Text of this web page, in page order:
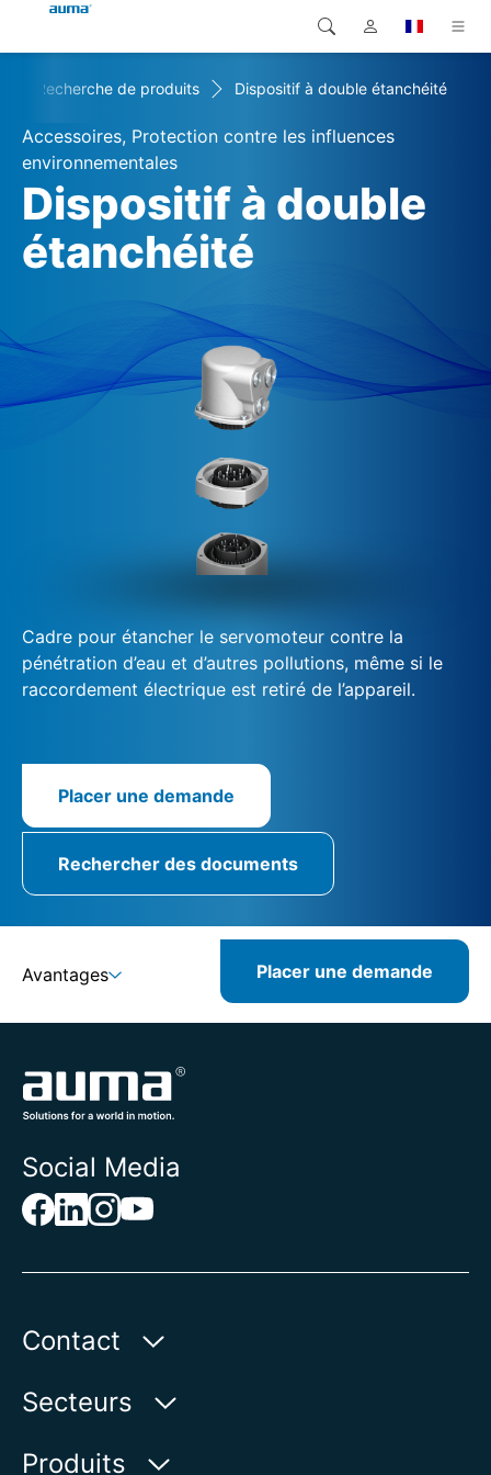
Produits
Solutions
Téléchargements
SAV support
Contact
Global
Europe
Asie et Océanie
Amérique du Nord
Recherche
Recherche de produits Dispositif à double étanchéité
Accessoires, Protection contre les influences
environnementales
Dispositif à double
étanchéité
Cadre pour étancher le servomoteur contre la
pénétration d’eau et d’autres pollutions, même si le
raccordement électrique est retiré de l’appareil.
Placer une demande
Rechercher des documents
Avantages Placer une demande
Social Media
Contact
AUMA Riester
Aumastr. 1
Secteurs
Secteur des eaux
Produits